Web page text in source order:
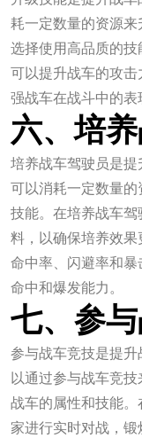
耗一定数量的资源
选择使用高品质的
可以提升战车的攻
强战车在战斗中的表
六、培
培养战车驾驶员是
可以消耗一定数量
技能。在培养战车
料，以确保培养效
命中率、闪避率和
命中和爆发能力。
七、参
参与战车竞技是提
以通过参与战车竞
战车的属性和技能
家进行实时对战，